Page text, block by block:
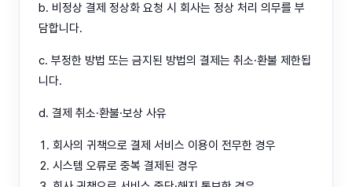
b. 비정상 결제 정상화 요청 시 회사는 정상 처리 의무를 부
담합니다.
c. 부정한 방법 또는 금지된 방법의 결제는 취소·환불 제한됩
니다.
d. 결제 취소·환불·보상 사유
회사의 귀책으로 결제 서비스 이용이 전무한 경우
시스템 오류로 중복 결제된 경우